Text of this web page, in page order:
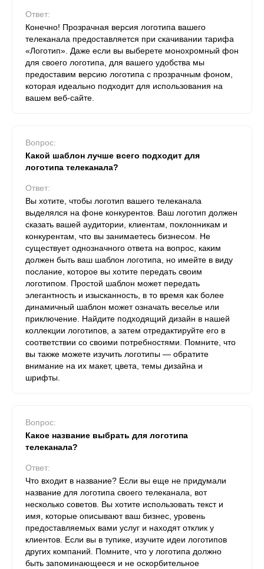
Ответ:
Конечно! Прозрачная версия логотипа вашего
телеканала предоставляется при скачивании тарифа
«Логотип». Даже если вы выберете монохромный фон
для своего логотипа, для вашего удобства мы
предоставим версию логотипа с прозрачным фоном,
которая идеально подходит для использования на
вашем веб-сайте.
Вопрос:
Какой шаблон лучше всего подходит для
логотипа телеканала?
Ответ:
Вы хотите, чтобы логотип вашего телеканала
выделялся на фоне конкурентов. Ваш логотип должен
сказать вашей аудитории, клиентам, поклонникам и
конкурентам, что вы занимаетесь бизнесом. Не
существует однозначного ответа на вопрос, каким
должен быть ваш шаблон логотипа, но имейте в виду
послание, которое вы хотите передать своим
логотипом. Простой шаблон может передать
элегантность и изысканность, в то время как более
динамичный шаблон может означать веселье или
приключение. Найдите подходящий дизайн в нашей
коллекции логотипов, а затем отредактируйте его в
соответствии со своими потребностями. Помните, что
вы также можете изучить логотипы — обратите
внимание на их макет, цвета, темы дизайна и
шрифты.
Вопрос:
Какое название выбрать для логотипа
телеканала?
Ответ:
Что входит в название? Если вы еще не придумали
название для логотипа своего телеканала, вот
несколько советов. Вы хотите использовать текст и
имя, которые описывают ваш бизнес, уровень
предоставляемых вами услуг и находят отклик у
клиентов. Если вы в тупике, изучите идеи логотипов
других компаний. Помните, что у логотипа должно
быть запоминающееся и не оскорбительное